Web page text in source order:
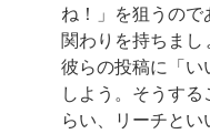
ね！」を狙うの
関わりを持ちまし
彼らの投稿に「い
しよう。そうす
らい、リーチとい